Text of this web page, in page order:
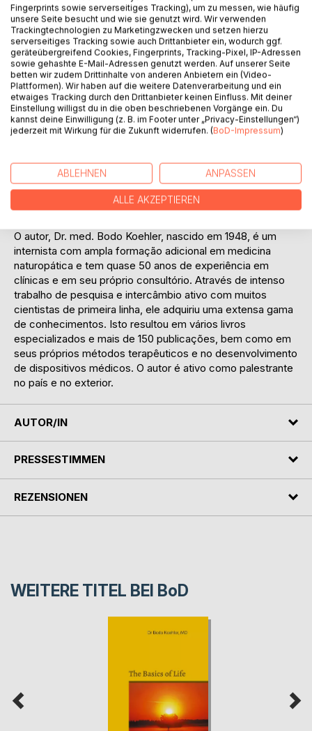
Este manual compara conhecimentos antigos e perdidos
com os últimos resultados de pesquisa. Isto resulta em
uma perspectiva completamente diferente que abre o
caminho para abordagens terapêuticas promissoras. O
tumor não está mais em primeiro plano, como costumava
estar. Em vez disso, tudo gira em torno da perda de
controle pelo cérebro, que é devido a um envenenamento
gradual do ambiente, abrindo a porta para parasitas,
bactérias e vírus. Tudo é interdependente porque o
informações que atinge seus limites com o aumento da
idade. Neste livro, o contexto é explicado em detalhes e
as estratégias terapêuticas são desenvolvidas com base
nisso, sem, entretanto, negligenciar o aspecto principal - a
O autor, Dr. med. Bodo Koehler, nascido em 1948, é um
internista com ampla formação adicional em medicina
naturopática e tem quase 50 anos de experiência em
clínicas e em seu próprio consultório. Através de intenso
trabalho de pesquisa e intercâmbio ativo com muitos
cientistas de primeira linha, ele adquiriu uma extensa gama
de conhecimentos. Isto resultou em vários livros
especializados e mais de 150 publicações, bem como em
seus próprios métodos terapêuticos e no desenvolvimento
de dispositivos médicos. O autor é ativo como palestrante
no país e no exterior.
AUTOR/IN
PRESSESTIMMEN
REZENSIONEN
WEITERE TITEL BEI BoD
Fingerprints sowie serverseitiges Tracking), um zu messen, wie häufig
unsere Seite besucht und wie sie genutzt wird. Wir verwenden
Trackingtechnologien zu Marketingzwecken und setzen hierzu
serverseitiges Tracking sowie auch Drittanbieter ein, wodurch ggf.
geräteübergreifend Cookies, Fingerprints, Tracking-Pixel, IP-Adressen
sowie gehashte E-Mail-Adressen genutzt werden. Auf unserer Seite
betten wir zudem Drittinhalte von anderen Anbietern ein (Video-
Plattformen). Wir haben auf die weitere Datenverarbeitung und ein
etwaiges Tracking durch den Drittanbieter keinen Einfluss. Mit deiner
Einstellung willigst du in die oben beschriebenen Vorgänge ein. Du
kannst deine Einwilligung (z. B. im Footer unter „Privacy-Einstellungen“)
jederzeit mit Wirkung für die Zukunft widerrufen. (BoD-Impressum)
ABLEHNEN ANPASSEN
ALLE AKZEPTIEREN